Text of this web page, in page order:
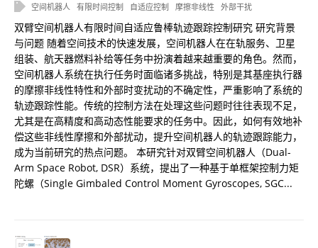
空间机器人
有限时间控制 自适应控制 摩擦非线性 外部干扰
双臂空间机器人有限时间自适应鲁棒轨迹跟踪控制研究 研究背景
与问题 随着空间技术的快速发展，空间机器人在在轨服务、卫星
组装、航天器燃料补给等任务中扮演着越来越重要的角色。然而，
空间机器人系统在执行任务时面临诸多挑战，特别是其基座执行器
的摩擦非线性特性和外部时变扰动的不确定性，严重影响了系统的
轨迹跟踪性能。传统的控制方法在处理这些问题时往往表现不足，
尤其是在高精度和高动态性能要求的任务中。因此，如何有效地补
偿这些非线性摩擦和外部扰动，提升空间机器人的轨迹跟踪能力，
成为当前研究的热点问题。 本研究针对双臂空间机器人（Dual-
Arm Space Robot, DSR）系统，提出了一种基于单框架控制力矩
陀螺（Single Gimbaled Control Moment Gyroscopes, SGC...